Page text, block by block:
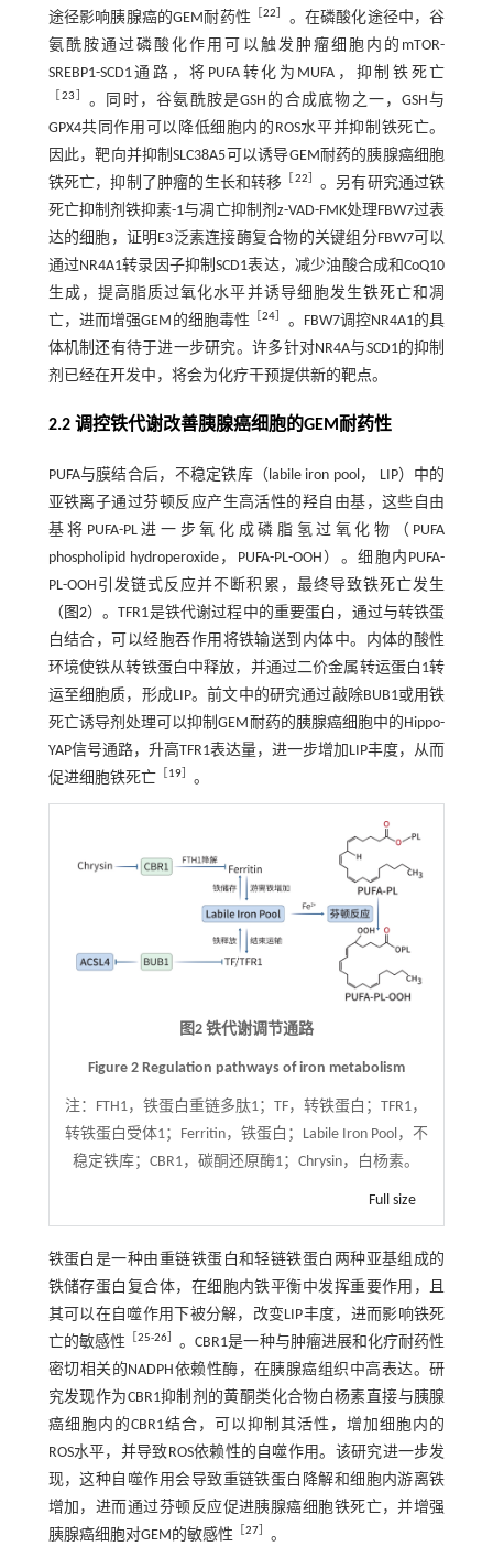
途径影响胰腺癌的GEM耐药性 ［22
。在磷酸化途径中，谷
氨酰胺通过磷酸化作用可以触发肿瘤细胞内的mTOR-
SREBP1-SCD1通路，将PUFA转化为MUFA，抑制铁死亡
23
。同时，谷氨酰胺是GSH的合成底物之一，GSH与
GPX4共同作用可以降低细胞内的ROS水平并抑制铁死亡。
因此，靶向并抑制SLC38A5可以诱导GEM耐药的胰腺癌细胞
铁死亡，抑制了肿瘤的生长和转移
22
。另有研究通过铁
死亡抑制剂铁抑素-1与凋亡抑制剂z-VAD-FMK处理FBW7过表
达的细胞，证明E3泛素连接酶复合物的关键组分FBW7可以
通过NR4A1转录因子抑制SCD1表达，减少油酸合成和CoQ10
生成，提高脂质过氧化水平并诱导细胞发生铁死亡和凋
亡，进而增强GEM的细胞毒性
［24
。FBW7调控NR4A1的具
体机制还有待于进一步研究。许多针对NR4A与SCD1的抑制
剂已经在开发中，将会为化疗干预提供新的靶点。
2.2 调控铁代谢改善胰腺癌细胞的GEM耐药性
PUFA与膜结合后，不稳定铁库（labile iron pool， LIP）中的
亚铁离子通过芬顿反应产生高活性的羟自由基，这些自由
基将PUFA-PL进一步氧化成磷脂氢过氧化物（PUFA
phospholipid hydroperoxide，PUFA-PL-OOH）。细胞内PUFA-
PL-OOH引发链式反应并不断积累，最终导致铁死亡发生
（ 图2）。TFR1是铁代谢过程中的重要蛋白，通过与转铁蛋
白结合，可以经胞吞作用将铁输送到内体中。内体的酸性
环境使铁从转铁蛋白中释放，并通过二价金属转运蛋白1转
运至细胞质，形成LIP。前文中的研究通过敲除BUB1或用铁
死亡诱导剂处理可以抑制GEM耐药的胰腺癌细胞中的Hippo-
YAP信号通路，升高TFR1表达量，进一步增加LIP丰度，从而
促进细胞铁死亡［ 19］ 。
图2 铁代谢调节通路
Figure 2 Regulation pathways of iron metabolism
注： FTH1，铁蛋白重链多肽1；TF，转铁蛋白；TFR1，
转铁蛋白受体1；Ferritin，铁蛋白；Labile Iron Pool，不
稳定铁库；CBR1，碳酮还原酶1；Chrysin，白杨素。
Full size
铁蛋白是一种由重链铁蛋白和轻链铁蛋白两种亚基组成的
铁储存蛋白复合体，在细胞内铁平衡中发挥重要作用，且
其可以在自噬作用下被分解，改变LIP丰度，进而影响铁死
亡的敏感性 ［25-26
。CBR1是一种与肿瘤进展和化疗耐药性
密切相关的NADPH依赖性酶，在胰腺癌组织中高表达。研
究发现作为CBR1抑制剂的黄酮类化合物白杨素直接与胰腺
癌细胞内的CBR1结合，可以抑制其活性，增加细胞内的
ROS水平，并导致ROS依赖性的自噬作用。该研究进一步发
现，这种自噬作用会导致重链铁蛋白降解和细胞内游离铁
增加，进而通过芬顿反应促进胰腺癌细胞铁死亡，并增强
胰腺癌细胞对GEM的敏感性
27］ 。